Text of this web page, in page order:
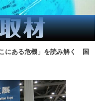
にある危機」を読み解く 国